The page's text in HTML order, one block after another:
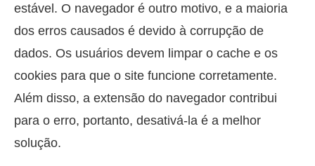
estável. O navegador é outro motivo, e a maioria
dos erros causados é devido à corrupção de
dados. Os usuários devem limpar o cache e os
cookies para que o site funcione corretamente.
Além disso, a extensão do navegador contribui
para o erro, portanto, desativá-la é a melhor
solução.